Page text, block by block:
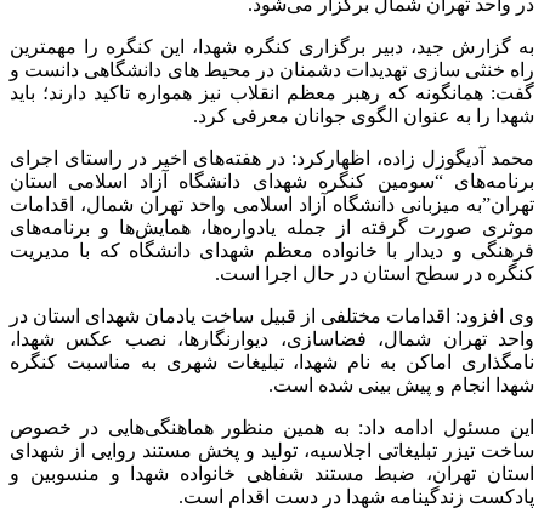
به گزارش جید، دبیر برگزاری کنگره شهدا، این کنگره را مهمترین
راه خنثی سازی تهدیدات دشمنان در محیط های دانشگاهی دانست و
گفت: همانگونه که رهبر معظم انقلاب نیز همواره تاکید دارند؛ باید
شهدا را به عنوان الگوی جوانان معرفی کرد.
محمد آدیگوزل زاده، اظهارکرد: در هفته‌های اخیر در راستای اجرای
برنامه‌های “سومین کنگره شهدای دانشگاه آزاد اسلامی استان
تهران”به میزبانی دانشگاه آزاد اسلامی واحد تهران شمال، اقدامات
موثری صورت گرفته از جمله یادواره‌ها، همایش‌ها و برنامه‌های
فرهنگی و دیدار با خانواده معظم شهدای دانشگاه که با مدیریت
کنگره در سطح استان در حال اجرا است.
وی افزود: اقدامات مختلفی از قبیل ساخت یادمان شهدای استان در
واحد تهران شمال، فضاسازی، دیوارنگارها، نصب عکس شهدا،
نامگذاری اماکن به نام شهدا، تبلیغات شهری به مناسبت کنگره
شهدا انجام و پیش بینی شده است.
این مسئول ادامه داد: به همین منظور هماهنگی‌هایی در خصوص
ساخت تیزر تبلیغاتی اجلاسیه، تولید و پخش مستند روایی از شهدای
استان تهران، ضبط مستند شفاهی خانواده شهدا و منسوبین و
پادکست زندگینامه شهدا در دست اقدام است.